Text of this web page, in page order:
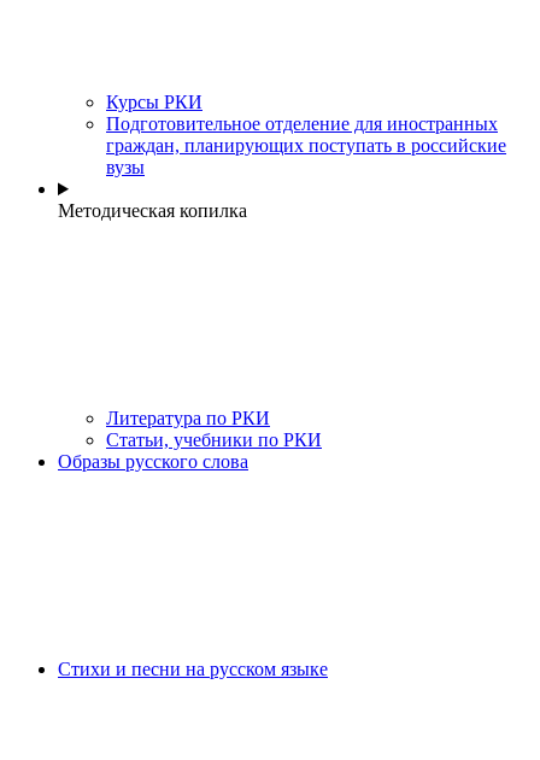
Курсы РКИ
Подготовительное отделение для иностранных
граждан, планирующих поступать в российские
вузы
Методическая копилка
Литература по РКИ
Статьи, учебники по РКИ
Образы русского слова
Стихи и песни на русском языке